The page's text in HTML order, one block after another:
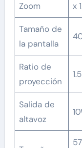
Zoom x
Tamaño de
la pantalla
Ratio de
proyección
Salida de
altavoz